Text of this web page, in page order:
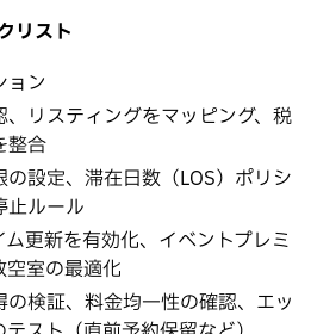
リスト
ョン
、リスティングをマッピング、税
整合
の設定、滞在日数（LOS）ポリシ
止ルール
ム更新を有効化、イベントプレミ
空室の最適化
の検証、料金均一性の確認、エッ